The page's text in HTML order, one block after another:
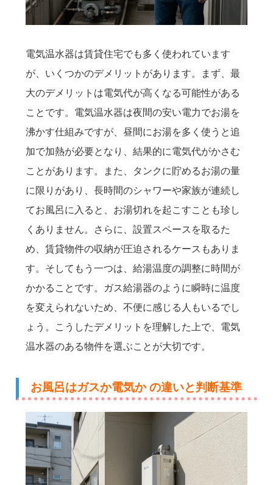
電気温水器は賃貸住宅でも多く使われています
が、いくつかのデメリットがあります。まず、最
大のデメリットは電気代が高くなる可能性がある
ことです。電気温水器は夜間の安い電力でお湯を
沸かす仕組みですが、昼間にお湯を多く使うと追
加で加熱が必要となり、結果的に電気代がかさむ
ことがあります。また、タンクに貯めるお湯の量
に限りがあり、長時間のシャワーや家族が連続し
てお風呂に入ると、お湯切れを起こすことも珍し
くありません。さらに、設置スペースを取るた
め、賃貸物件の収納が圧迫されるケースもありま
す。そしてもう一つは、給湯温度の調整に時間が
かかることです。ガス給湯器のように瞬時に温度
を変えられないため、不便に感じる人もいるでし
ょう。こうしたデメリットを理解した上で、電気
温水器のある物件を選ぶことが大切です。
お風呂はガスか電気か の違いと判断基準